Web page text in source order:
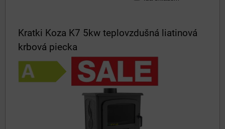
Kratki Koza K7 5kw teplovzdušná liatinová
krbová piecka